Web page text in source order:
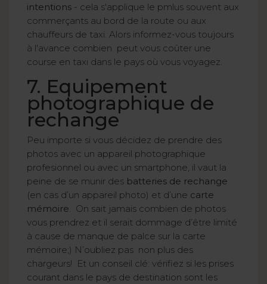
intentions - cela s'applique le pmlus souvent aux
commerçants au bord de la route ou aux
chauffeurs de taxi. Alors informez-vous toujours
à l'avance combien peut vous coûter une
course en taxi dans le pays où vous voyagez.
7. Equipement
photographique de
rechange
Peu importe si vous décidez de prendre des
photos avec un appareil photographique
profesionnel ou avec un smartphone, il vaut la
peine de se munir des batteries de rechange
(en cas d’un appareil photo) et d’une carte
mémoire . On sait jamais combien de photos
vous prendrez et il serait dommage d’être limité
à cause de manque de palce sur la carte
mémoire;) N’oubliez pas non plus des
chargeurs! Et un conseil clé: vérifiez si les prises
courant dans le pays de destination sont les